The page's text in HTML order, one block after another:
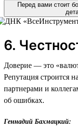
Перед вами стоит
6.
Доверие — это
Репутация строится
партнерами и
об ошибках.
Геннадий Бахмацкий: